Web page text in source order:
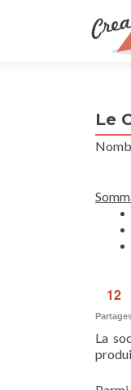
Le
12
La